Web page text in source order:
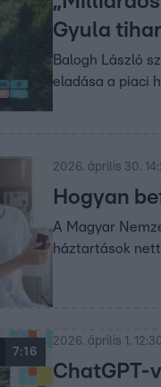
Gyula
Balogh László
eladása a piaci
2026. április 30.
Hogyan
A Magyar
háztartások
7:16
2026. április 1.
ChatGPT-